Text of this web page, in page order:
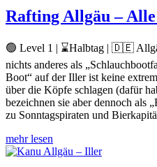
Rafting Allgäu –
🟢 Level 1 | ⌛Halbtag | 🇩🇪
nichts anderes als
Boot“ auf der Iller ist keine
über die Köpfe schlagen (dafür
bezeichnen sie aber dennoch als
zu Sonntagspiraten und
mehr lesen